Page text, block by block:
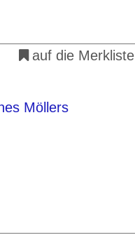
auf die Merkliste
Möllers